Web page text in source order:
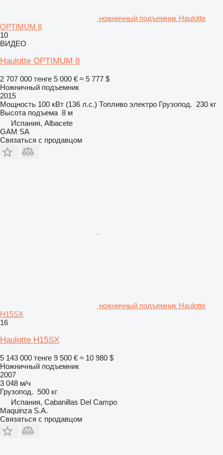
ножничный подъемник Haulotte
OPTIMUM 8
10
ВИДЕО
Haulotte OPTIMUM 8
2 707 000 тенге 5 000 € ≈ 5 777 $
Ножничный подъемник
2015
Мощность 100 кВт (136 л.с.) Топливо электро Грузопод. 230 кг
Высота подъема 8 м
Испания, Albacete
GAM SA
Связаться с продавцом
ножничный подъемник Haulotte
H15SX
16
Haulotte H15SX
5 143 000 тенге 9 500 € ≈ 10 980 $
Ножничный подъемник
2007
3 048 м/ч
Грузопод. 500 кг
Испания, Cabanillas Del Campo
Maquinza S.A.
Связаться с продавцом